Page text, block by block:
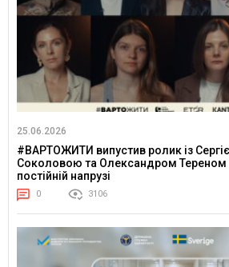
25.06.2026
#ВАРТОЖИТИ випустив ролик із
Соколовою та Олександром Тереном
постійній напрузі
0 3106